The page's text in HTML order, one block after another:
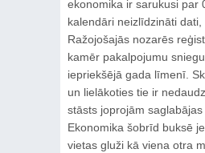
ekonomika ir sarukusi par
kalendāri neizlīdzināti
Ražojošajās nozarēs
kamēr pakalpojumu
iepriekšējā gada līmenī.
un lielākoties tie ir
stāsts joprojām saglabājas
Ekonomika šobrīd buksē
vietas gluži kā viena otra